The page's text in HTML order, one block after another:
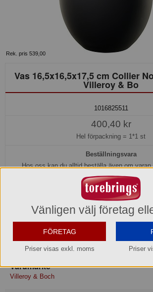
Rek. pris 539,00
Vas 16,5x16,5x17,5 cm Collier
Villeroy & Bo
1016825511
400,40 kr
Hel förpackning = 1*1 st
Beställningsvara
Hos oss kan du alltid beställa även om
Beställ nu så beräknar vi kunna leverera inom 10-
senare om du önskar.
Köp »
Produktinformation
Varumärke
Villeroy & Boch
Vänligen välj företag
FÖRETAG
Priser visas exkl. moms Priser